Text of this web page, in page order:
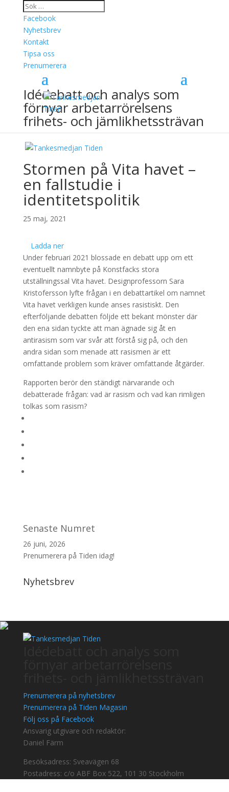
Facebook
Nyhetsbrev
Kontakt
Tipsa oss
Prenumerera
Idédebatt och analys som
förnyar arbetarrörelsens
frihets- och jämlikhetssträvan
Stormen på Vita havet –
en fallstudie i
identitetspolitik
25 maj, 2021
Ladda ner
Under februari 2021 blossade en debatt upp om ett
eventuellt namnbyte på Konstfacks stora
utställningssal Vita havet. Designprofessorn Sara
Kristofersson lyfte frågan i en debattartikel om namnet
Vita havet verkligen kunde anses rasistiskt. Den
efterföljande debatten följde ett bekant mönster där
den ena sidan tyckte att man ägnade sig åt en
antirasism som var svår att förstå sig på, och den
andra sidan som menade att rasismen är ett
omfattande problem som kräver omfattande åtgärder.
Rapporten berör den ständigt närvarande och
debatterade frågan: vad är rasism och vad kan rimligen
tolkas som rasism?
Senaste Numret
26 juni, 2026
Prenumerera på Tiden idag!
Nyhetsbrev
Prenumerera på nyhetsbrev
Prenumerera på Tiden Magasin
Följ oss på Facebook
Ansvarig utgivare och redaktör:
Daniel Färm
Besöksadress: Sveavägen 68
Postadress: c/o ABF Box 522, 101 30 Stockholm